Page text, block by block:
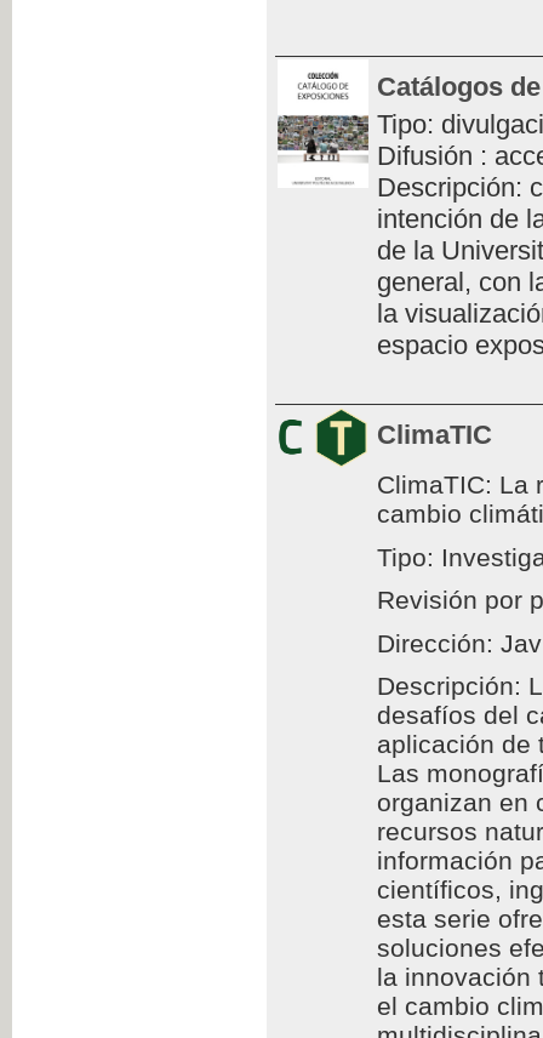
Catálogos
Tipo:
Difusión :
Descripción:
intención de
de la
general, con
la
espacio
ClimaTIC
ClimaTIC: La
cambio
Tipo:
Revisión por
Dirección:
Descripción:
desafíos del
aplicación de
Las
organizan en
recursos
información
científicos,
esta serie
soluciones
la innovación
el cambio